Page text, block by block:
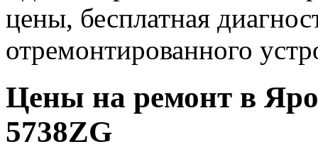
цены, бесплатная
отремонтированного
Цены на ремонт в
5738ZG